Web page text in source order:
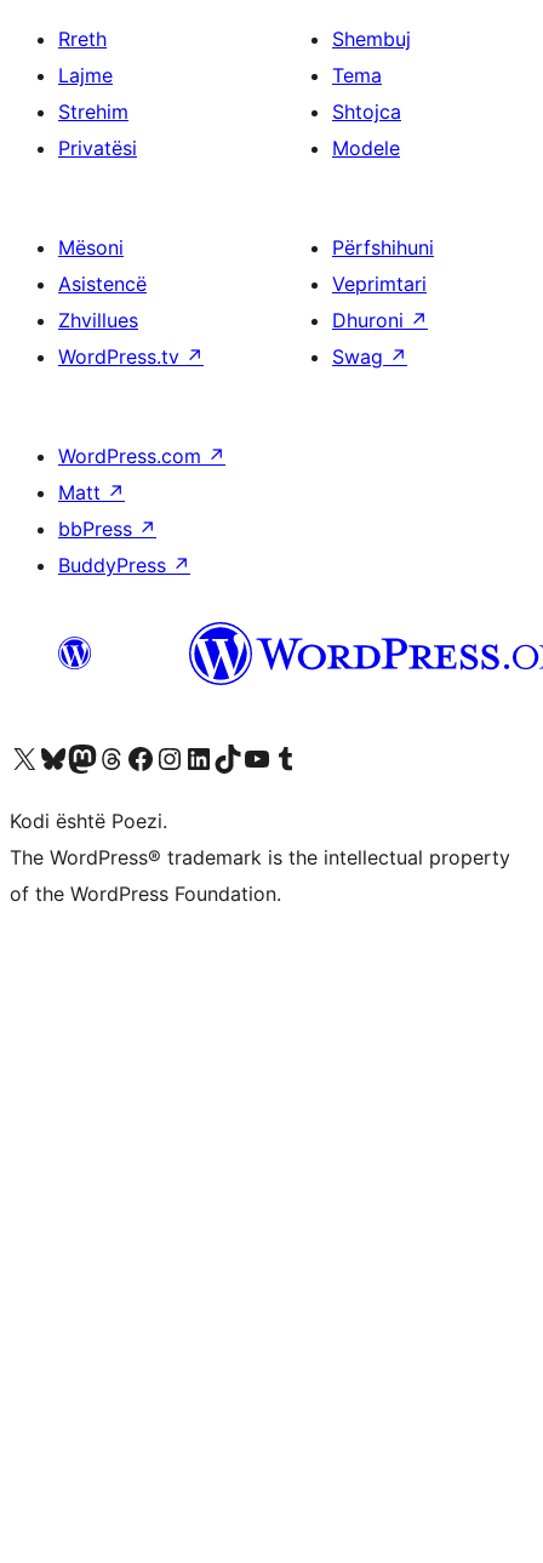
Rreth
Lajme
Strehim
Privatësi
Shembuj
Tema
Shtojca
Modele
Mësoni
Asistencë
Zhvillues
WordPress.tv ↗
Përfshihuni
Veprimtari
Dhuroni ↗
Swag ↗
WordPress.com ↗
Matt ↗
bbPress ↗
BuddyPress ↗
Vizitoni llogarinë tonë X (ish Twitter)
Vizitoni llogarinë tonë Bluesky
Vizitoni llogarinë tonë Mastodon
Vizitoni llogarinë tonë Threads
Vizitoni faqen tonë në Facebook
Vizitoni llogarinë tonë Instagram
Vizitoni llogarinë tonë LinkedIn
Vizitoni llogarinë tonë TikTok
Vizitoni kanalin tonë YouTube
Vizitoni llogarinë tonë Tumblr
Kodi është Poezi.
The WordPress® trademark is the intellectual property
of the WordPress Foundation.